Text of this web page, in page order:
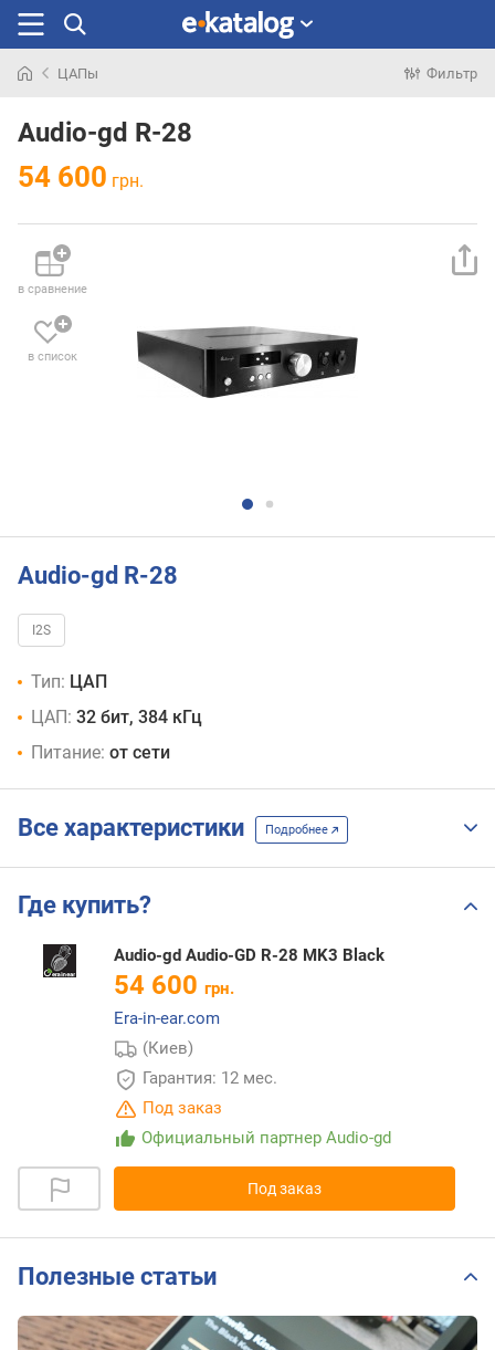
раньше
ЦАПы Фильтр
Audio-gd R-28
54 600 грн.
в сравнение
в список
Audio-gd R-28
I2S
Тип: ЦАП
ЦАП: 32 бит, 384 кГц
Питание: от сети
Все характеристики Подробнее
Где купить?
Audio-gd Audio-GD R-28 MK3 Black
54 600 грн.
Era-in-ear.com
(Киев)
Гарантия: 12 мес.
Под заказ
Официальный партнер Audio-gd
Под заказ
Полезные статьи